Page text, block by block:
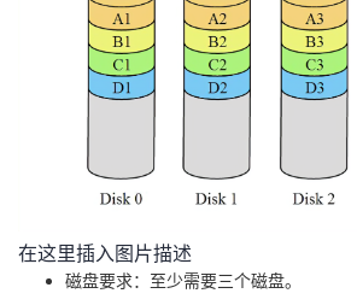
在这里插入图片描述
磁盘要求：至少需要三个磁盘。